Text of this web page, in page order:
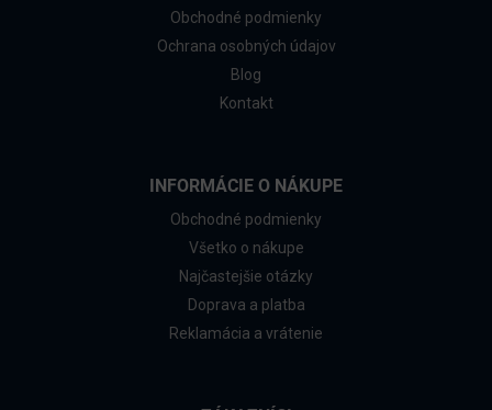
Obchodné podmienky
Ochrana osobných údajov
Blog
Kontakt
INFORMÁCIE O NÁKUPE
Obchodné podmienky
Všetko o nákupe
Najčastejšie otázky
Doprava a platba
Reklamácia a vrátenie